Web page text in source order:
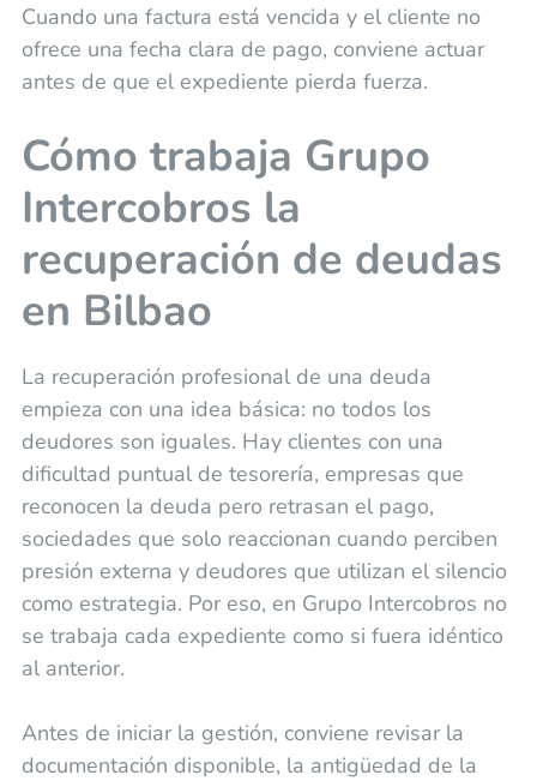
Cuando una factura está vencida y el cliente no
ofrece una fecha clara de pago, conviene actuar
antes de que el expediente pierda fuerza.
Cómo trabaja Grupo
Intercobros la
recuperación de deudas
en Bilbao
La recuperación profesional de una deuda
empieza con una idea básica: no todos los
deudores son iguales. Hay clientes con una
dificultad puntual de tesorería, empresas que
reconocen la deuda pero retrasan el pago,
sociedades que solo reaccionan cuando perciben
presión externa y deudores que utilizan el silencio
como estrategia. Por eso, en Grupo Intercobros no
se trabaja cada expediente como si fuera idéntico
al anterior.
Antes de iniciar la gestión, conviene revisar la
documentación disponible, la antigüedad de la